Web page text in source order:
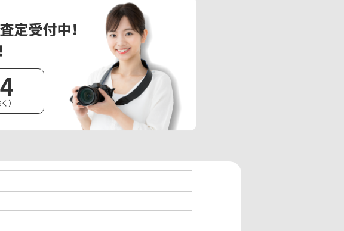
）